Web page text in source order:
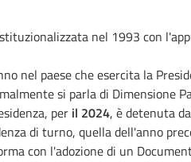
nel 1993 con
nel paese che esercita la
si parla di Dimensione
peril 2024, è detenuta
di turno, quella dell'anno
con l'adozione di un